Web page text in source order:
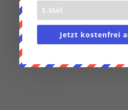
Jetzt kostenfrei